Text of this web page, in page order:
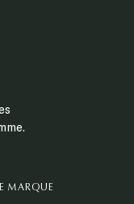
MARQUE